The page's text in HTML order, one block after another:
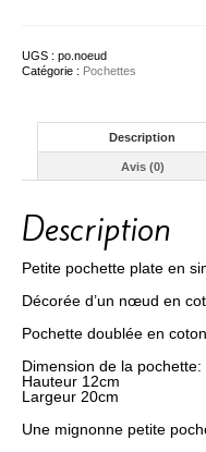
son
noeud
UGS : po.noeud
Catégorie : Pochettes
Description
Avis (0)
Description
Petite pochette plate en
Décorée d’un nœud en
Pochette doublée en
Dimension de la pochette:
Hauteur 12cm
Largeur 20cm
Une mignonne petite